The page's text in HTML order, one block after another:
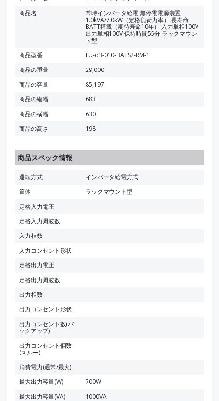
商品名
常時インバータ給電 無停電電源装置
1.0kVA/7.0kW（定格負荷力率） 長寿命
BATT搭載（期待寿命10年） 入力単相100V
出力単相100V 保持時間55分 ラックマウン
ト型
商品型番
FU-α3-010-BATS2-RM-1
商品の重量
29,000
商品の容量
85,197
商品の縦幅
683
商品の横幅
630
商品の高さ
198
商品スペック情報
運転方式
インバータ給電方式
筐体
ラックマウント型
定格入力電圧
定格入力周波数
入力相数
入力コンセント形状
定格出力電圧
定格出力周波数
出力相数
出力コンセント形状
出力コンセント数(バ
ックアップ)
出力コンセント個数
(スルー)
消費電力(通常/最大)
最大出力容量(W)
700W
最大出力容量(VA)
1000VA